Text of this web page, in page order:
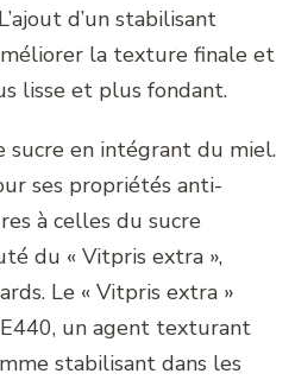
d’un stabilisant
la texture finale et
lisse et plus fondant.
sucre en intégrant du miel.
ses propriétés anti-
à celles du sucre
du « Vitpris extra »,
Le « Vitpris extra »
un agent texturant
stabilisant dans les